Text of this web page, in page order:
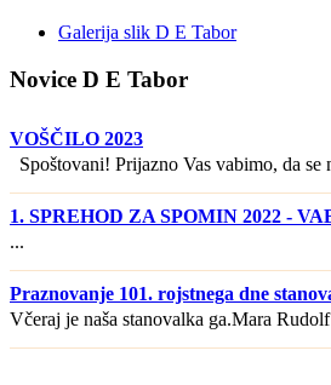
Galerija slik D E Tabor
Novice D E Tabor
VOŠČILO 2023
Spoštovani! Prijazno Vas vabimo, da
1. SPREHOD ZA SPOMIN 2022 -
...
Praznovanje 101. rojstnega dne
Včeraj je naša stanovalka ga.Mara